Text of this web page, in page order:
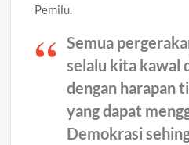
Pemilu.
Semua
selalu kita kawal
dengan harapan
yang dapat
Demokrasi